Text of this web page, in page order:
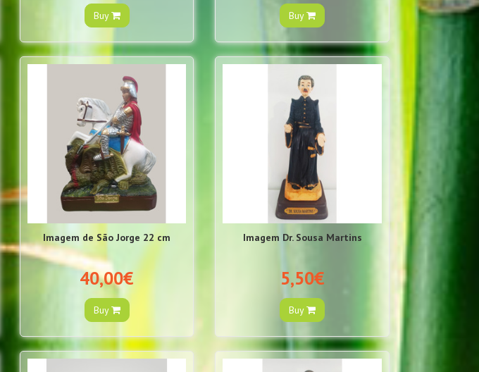
Buy Buy
Imagem de São Jorge 22 cm
40,00€
Buy
Imagem Dr. Sousa Martins
5,50€
Buy